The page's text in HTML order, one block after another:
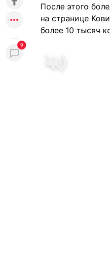
9
После этого
на странице
более 10 тысяч